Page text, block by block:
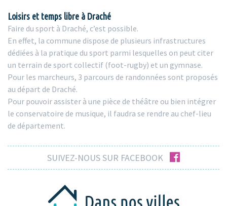
Loisirs et temps libre à Draché
Faire du sport à Draché, c’est possible.
En effet, la commune dispose de plusieurs infrastructures
dédiées à la pratique du sport parmi lesquelles on peut citer
un terrain de sport collectif (foot-rugby) et un gymnase.
Pour les marcheurs, 3 parcours de randonnées sont proposés
au départ de Draché.
Pour pouvoir assister à une pièce de théâtre ou bien intégrer
le conservatoire de musique, il faudra se rendre au chef-lieu
de département.
SUIVEZ-NOUS SUR FACEBOOK facebook